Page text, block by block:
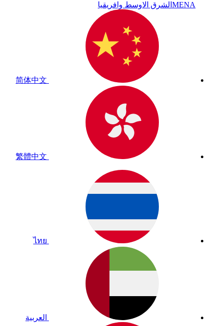
MENA الشرق الاوسط وافريقيا
简体中文
繁體中文
ไทย
العربية